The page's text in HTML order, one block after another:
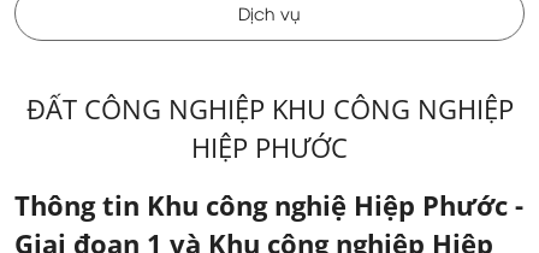
Dịch vụ
ĐẤT CÔNG NGHIỆP KHU CÔNG NGHIỆP
HIỆP PHƯỚC
Thông tin Khu công nghiệ Hiệp Phước -
Giai đoạn 1 và Khu công nghiệp Hiệp